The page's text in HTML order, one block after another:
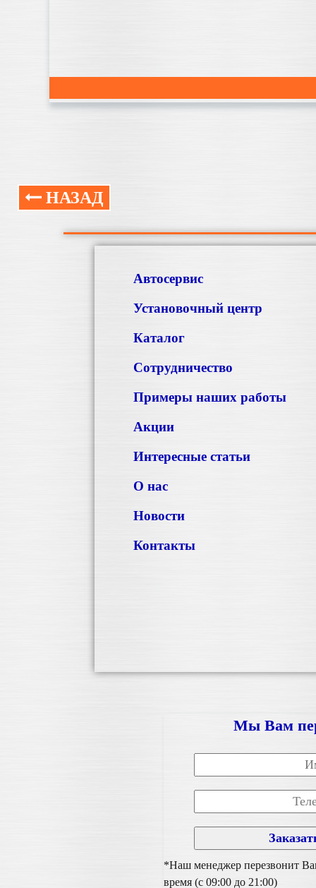
НАЗАД
Автосервис
Установочный центр
Каталог
Сотрудничество
Примеры наших работы
Акции
Интересные статьи
О нас
Новости
Контакты
Мы Вам
*Наш менеджер перезвонит
время (с 09:00 до 21:00)